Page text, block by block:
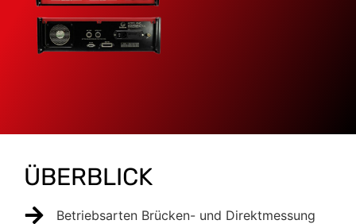
ÜBERBLICK
Betriebsarten Brücken- und Direktmessung